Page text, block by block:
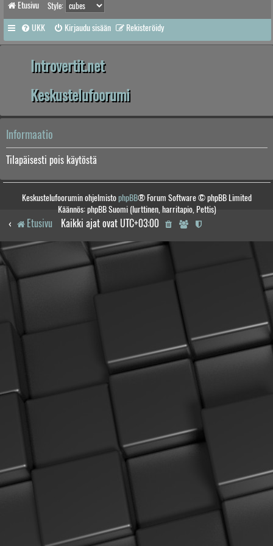
Etusivu Style:
UKK Kirjaudu sisään Rekisteröidy
Introvertit.net
Keskustelufoorumi
Informaatio
Tilapäisesti pois käytöstä
Keskustelufoorumin ohjelmistophpBB® Forum Software © phpBB Limited
Käännös: phpBB Suomi (lurttinen, harritapio, Pettis)
Etusivu Kaikki ajat ovat UTC+03:00